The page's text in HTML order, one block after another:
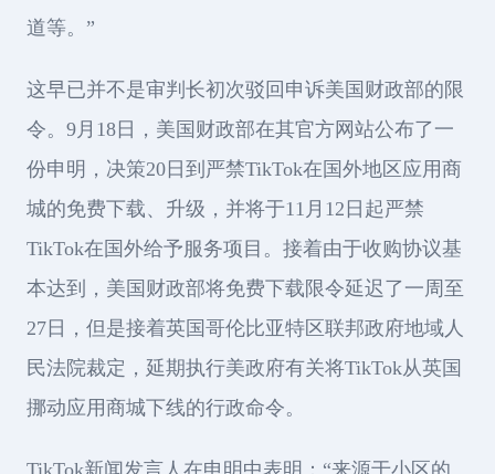
道等。”
这早已并不是审判长初次驳回申诉美国财政部的限
令。9月18日，美国财政部在其官方网站公布了一
份申明，决策20日到严禁TikTok在国外地区应用商
城的免费下载、升级，并将于11月12日起严禁
TikTok在国外给予服务项目。接着由于收购协议基
本达到，美国财政部将免费下载限令延迟了一周至
27日，但是接着英国哥伦比亚特区联邦政府地域人
民法院裁定，延期执行美政府有关将TikTok从英国
挪动应用商城下线的行政命令。
TikTok新闻发言人在申明中表明：“来源于小区的